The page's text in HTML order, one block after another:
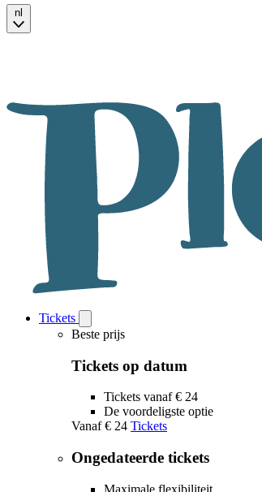
nl
Tickets
Tickets
submenu
Beste prijs
Tickets op datum
Tickets vanaf € 24
De voordeligste optie
Vanaf € 24 Tickets
Ongedateerde tickets
Maximale flexibiliteit